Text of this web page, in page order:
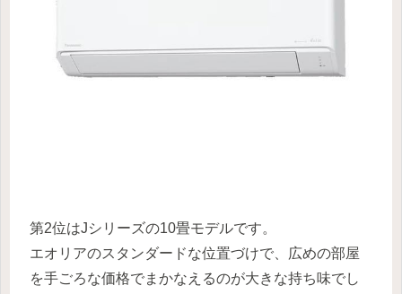
第2位はJシリーズの10畳モデルです。
エオリアのスタンダードな位置づけで、広めの部屋
を手ごろな価格でまかなえるのが大きな持ち味でし